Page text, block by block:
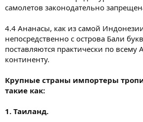
самолетов законодательно
4.4 Ананасы, как из самой
непосредственно с острова Бали
поставляются практически по всему
континенту.
Крупные страны импортеры
такие как:
1. Таиланд.